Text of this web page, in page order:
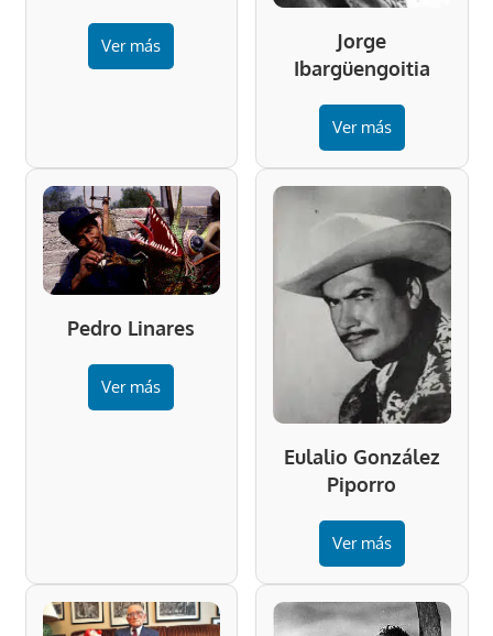
Ver más
Jorge
Ibargüengoitia
Ver más
Pedro Linares
Ver más
Eulalio González
Piporro
Ver más